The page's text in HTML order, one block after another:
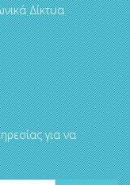
Δίκτυα
για να